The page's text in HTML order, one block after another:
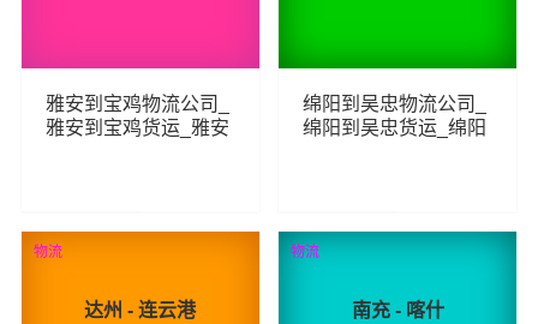
雅安到宝鸡物流公司_
雅安到宝鸡货运_雅安
260 查看详细
绵阳到吴忠物流公司_
绵阳到吴忠货运_绵阳
239 查看详细
达州 - 连云港
物流
南充 - 喀什
物流